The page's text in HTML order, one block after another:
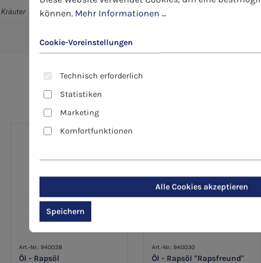
Art.-Nr.: 940038
Öl - Rapsöl
Art.-Nr.: 940030
Öl - Rapsöl "Rapsfreund"
können. Mehr Informationen ...
Cookie-Voreinstellungen
Technisch erforderlich
Statistiken
Marketing
Komfortfunktionen
Alle Cookies akzeptieren
Speichern